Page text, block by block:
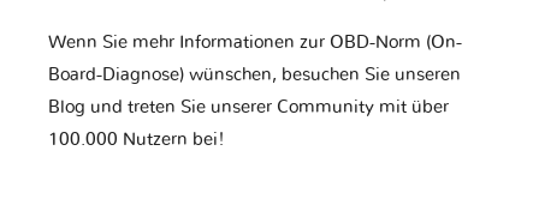
Wenn Sie mehr Informationen zur OBD-Norm (On-
Board-Diagnose) wünschen, besuchen Sie unseren
Blog und treten Sie unserer Community mit über
100.000 Nutzern bei!